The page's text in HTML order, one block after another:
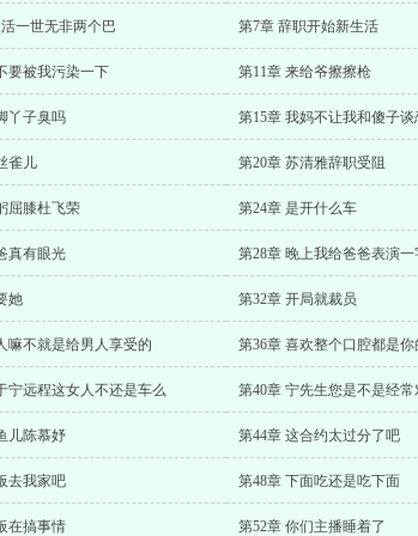
一世无非两个巴 第7章 辞职开始新生活
要被我污染一下 第11章 来给爷擦擦枪
丫子臭吗 第15章 我妈不让我和傻子谈
雀儿 第20章 苏清雅辞职受阻
屈膝杜飞荣 第24章 是开什么车
真有眼光 第28章 晚上我给爸爸表演一
她 第32章 开局就裁员
嘛不就是给男人享受的 第36章 喜欢整个口腔都是你
宁远程这女人不还是车么 第40章 宁先生您是不是经
儿陈慕妤 第44章 这合约太过分了吧
去我家吧 第48章 下面吃还是吃下面
在搞事情 第52章 你们主播睡着了